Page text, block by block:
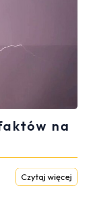
na
Czytaj więcej